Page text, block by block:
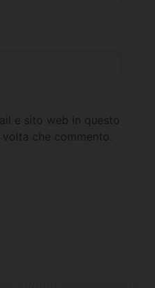
e sito web in questo
che commento.